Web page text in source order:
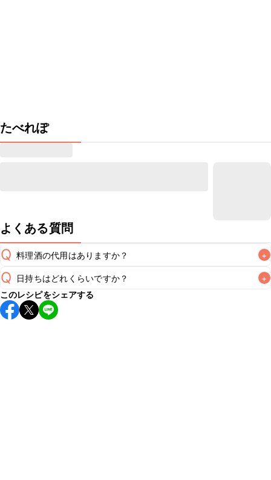
たべれぽ
よくある質問
Q 料理酒の代用はありますか？ +
A
Q 日持ちはどれくらいですか？ +
保存期間は冷蔵で当日中が目安です。なるべくお早めにお召
し上がりください。
このレシピをシェアする